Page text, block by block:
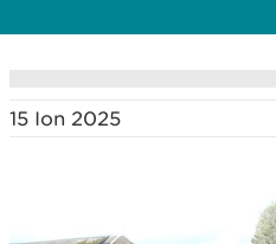
15 Ion 2025